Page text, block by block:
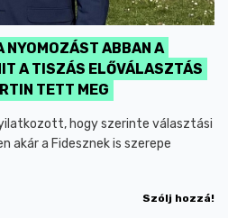
NYOMOZÁST ABBAN A
A TISZÁS ELŐVÁLASZTÁS
TETT MEG
hogy szerinte választási
akár a Fidesznek is szerepe
Szólj hozzá!